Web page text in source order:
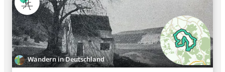
Wandern in Deutschland